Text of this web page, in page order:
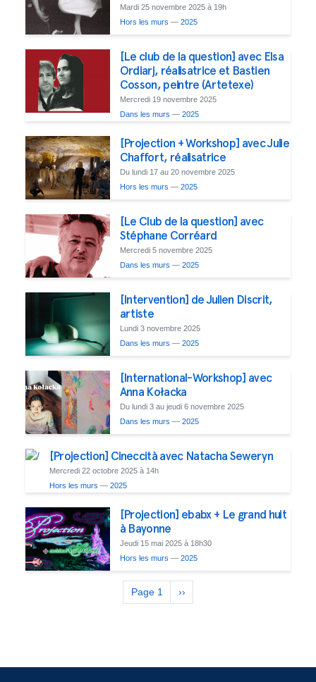
Mardi 25 novembre 2025 à 19h
Hors les murs — 2025
[Le club de la question] avec Elsa
Ordiarj, réalisatrice et Bastien
Cosson, peintre (Artetexe)
Mercredi 19 novembre 2025
Dans les murs — 2025
[Projection + Workshop] avec Julie
Chaffort, réalisatrice
Du lundi 17 au 20 novembre 2025
Hors les murs — 2025
[Le Club de la question] avec
Stéphane Corréard
Mercredi 5 novembre 2025
Dans les murs — 2025
[Intervention] de Julien Discrit,
artiste
Lundi 3 novembre 2025
Dans les murs — 2025
[International-Workshop] avec
Anna Kołacka
Du lundi 3 au jeudi 6 novembre 2025
Dans les murs — 2025
[Projection] Cineccità avec Natacha Seweryn
Mercredi 22 octobre 2025 à 14h
Hors les murs — 2025
[Projection] ebabx + Le grand huit
à Bayonne
Jeudi 15 mai 2025 à 18h30
Hors les murs — 2025
Pagination
Page 1
Page
suivante
››